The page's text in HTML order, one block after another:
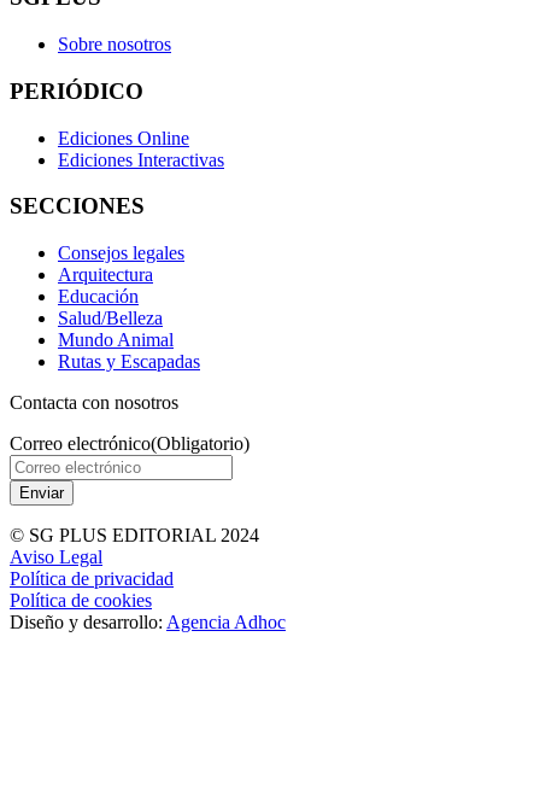
Sobre nosotros
PERIÓDICO
Ediciones Online
Ediciones Interactivas
SECCIONES
Consejos legales
Arquitectura
Educación
Salud/Belleza
Mundo Animal
Rutas y Escapadas
Contacta con nosotros
Correo electrónico(Obligatorio)
© SG PLUS EDITORIAL 2024
Aviso Legal
Política de privacidad
Política de cookies
Diseño y desarrollo: Agencia Adhoc